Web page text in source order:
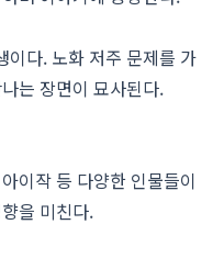
이다. 노화 저주 문제를 가
는 장면이 묘사된다.
이작 등 다양한 인물들이
을 미친다.